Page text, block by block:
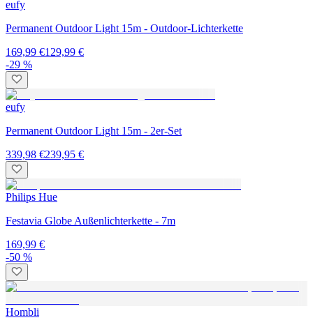
eufy
Permanent Outdoor Light 15m - Outdoor-Lichterkette
169,99 €129,99 €
-29 %
eufy
Permanent Outdoor Light 15m - 2er-Set
339,98 €239,95 €
Philips Hue
Festavia Globe Außenlichterkette - 7m
169,99 €
-50 %
Hombli